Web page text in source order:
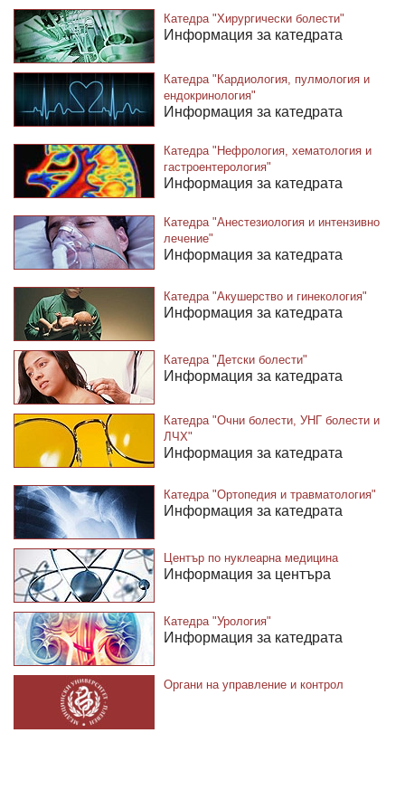
Катедра "Хирургически болести"
Информация за катедрата
Катедра "Кардиология, пулмология и
ендокринология"
Информация за катедрата
Катедра "Нефрология, хематология и
гастроентерология"
Информация за катедрата
Катедра "Анестезиология и интензивно
лечение"
Информация за катедрата
Катедра "Акушерство и гинекология"
Информация за катедрата
Катедра "Детски болести"
Информация за катедрата
Катедра "Очни болести, УНГ болести и
ЛЧХ"
Информация за катедрата
Катедра "Ортопедия и травматология"
Информация за катедрата
Център по нуклеарна медицина
Информация за центъра
Катедра "Урология"
Информация за катедрата
Органи на управление и контрол